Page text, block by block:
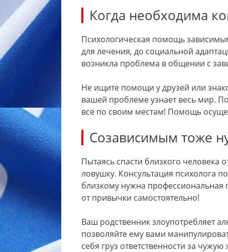
Когда необходима
Психологическая помощь
для лечения, до социальной
возникла проблема в общении с
Не ищите помощи у друзей или
вашей проблеме узнает весь мир.
все по своим местам! Помощь
Созависимым тоже
Пытаясь спасти близкого человека
ловушку. Консультация психолога
близкому нужна
от привычки самостоятельно!
Ваш родственник злоупотребляет
позволяйте ему вами
себя груз ответственности за